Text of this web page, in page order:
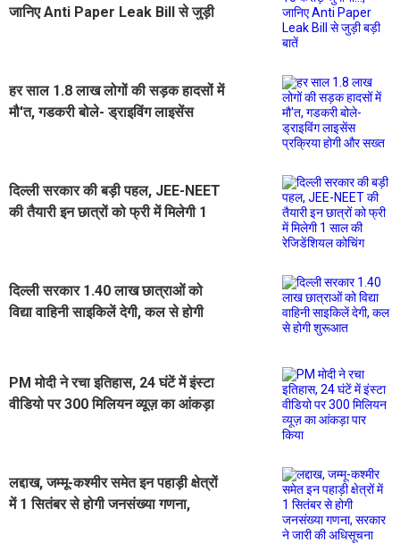
जानिए Anti Paper Leak Bill से जुड़ी
हर साल 1.8 लाख लोगों की सड़क हादसों में
मौ'त, गडकरी बोले- ड्राइविंग लाइसेंस
दिल्ली सरकार की बड़ी पहल, JEE-NEET
की तैयारी इन छात्रों को फ्री में मिलेगी 1
दिल्ली सरकार 1.40 लाख छात्राओं को
विद्या वाहिनी साइकिलें देगी, कल से होगी
PM मोदी ने रचा इतिहास, 24 घंटें में इंस्टा
वीडियो पर 300 मिलियन व्यूज़ का आंकड़ा
लद्दाख, जम्मू-कश्मीर समेत इन पहाड़ी क्षेत्रों
में 1 सितंबर से होगी जनसंख्या गणना,